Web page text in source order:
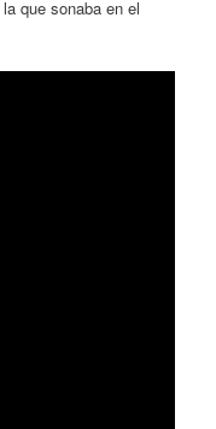
que sonaba en el